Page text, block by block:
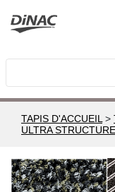
TAPIS D'ACCUEIL >
ULTRA